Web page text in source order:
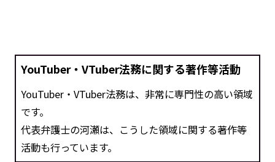
YouTuber・VTuber法務に関する著作等活動
YouTuber・VTuber法務は、非常に専門性の高い領域
です。
代表弁護士の河瀬は、こうした領域に関する著作等
活動も行っています。